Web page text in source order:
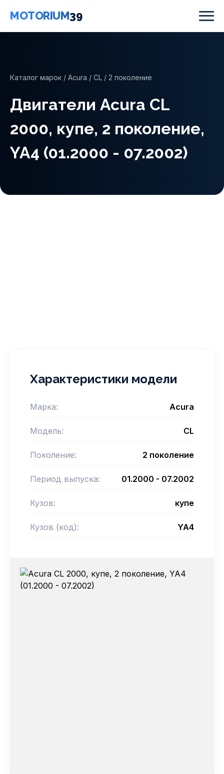
MOTORIUM39
Каталог марок / Acura / CL / 2 поколение
Двигатели Acura CL
2000, купе, 2 поколение,
YA4 (01.2000 - 07.2002)
Характеристики модели
Марка: Acura
Модель: CL
Поколение: 2 поколение
Период выпуска: 01.2000 - 07.2002
Кузов: купе
Кузов (код): YA4